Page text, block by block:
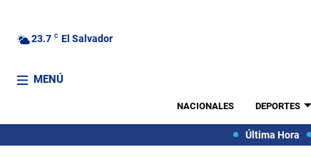
23.7 C El Salvador
MENÚ
NACIONALES DEPORTES
Última Hora